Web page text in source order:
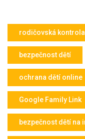
rodičovská kontrola
bezpečnost dětí
ochrana dětí online
Google Family Link
bezpečnost dětí na